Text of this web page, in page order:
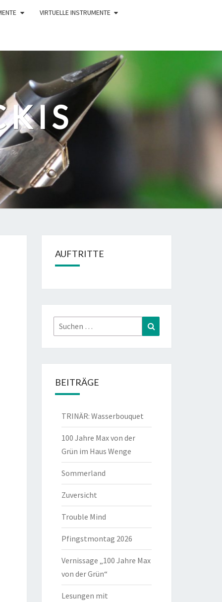
VIRTUELLE INSTRUMENTE
AUFTRITTE
Suchen
nach:
BEITRÄGE
TRINÄR: Wasserbouquet
100 Jahre Max von der
Grün im Haus Wenge
Sommerland
Zuversicht
Trouble Mind
Pfingstmontag 2026
Vernissage „100 Jahre Max
von der Grün“
Lesungen mit